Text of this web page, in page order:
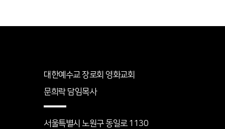
대한예수교 장로회 영화교회
문희락 담임목사
서울특별시 노원구 동일로 1130